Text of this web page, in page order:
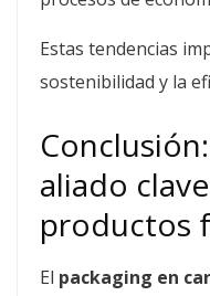
Estas tendencias
sostenibilidad y la
aliado
productos
El packaging en